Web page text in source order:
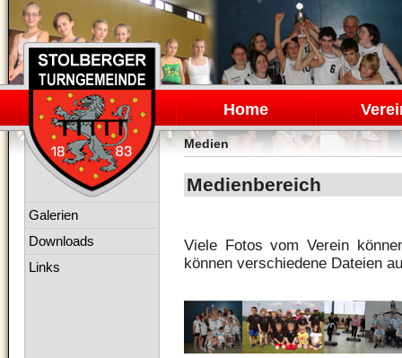
Navigation
überspringen
Home
Medien
Medienbereich
Viele Fotos vom Verein
können verschiedene Dateien
Navigation
Galerien
Downloads
Links